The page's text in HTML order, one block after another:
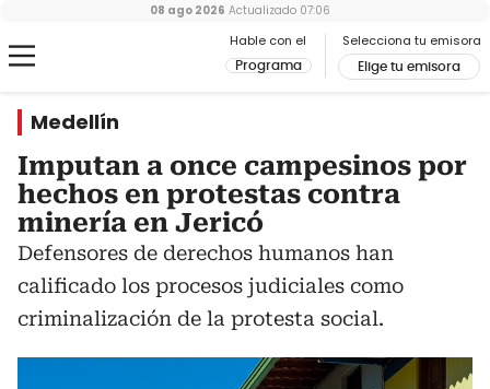
Hable con el
Programa
Selecciona tu emisora
Elige tu emisora
08 ago 2026 Actualizado 07:06
Medellín
Imputan a once campesinos por
hechos en protestas contra
minería en Jericó
Defensores de derechos humanos han
calificado los procesos judiciales como
criminalización de la protesta social.